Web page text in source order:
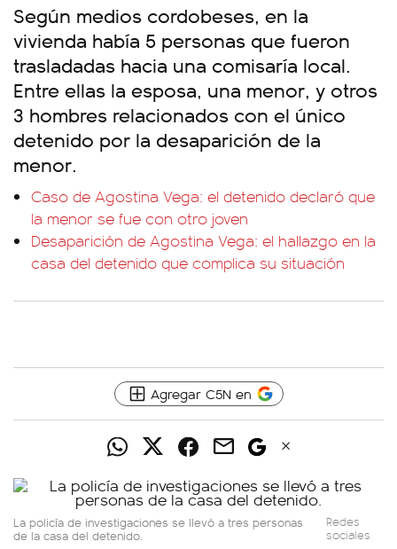
Según medios cordobeses, en la
vivienda había 5 personas que fueron
trasladadas hacia una comisaría local.
Entre ellas la esposa, una menor, y otros
3 hombres relacionados con el único
detenido por la desaparición de la
menor.
Caso de Agostina Vega: el detenido declaró que
la menor se fue con otro joven
Desaparición de Agostina Vega: el hallazgo en la
casa del detenido que complica su situación
Agregar C5N en
La policía de investigaciones se llevó a tres personas
de la casa del detenido.
Redes
sociales